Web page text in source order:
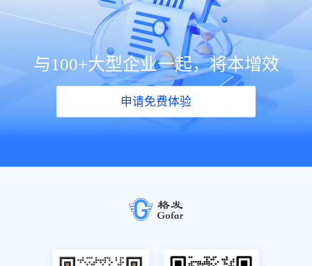
与100+大型企业一起，将本增效
申请免费体验